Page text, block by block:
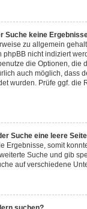
Suche keine
zu allgemein
phpBB nicht indiziert
die Optionen, die
auch möglich, dass
wurden. Prüfe ggf. die
Suche eine leere
Ergebnisse, somit
Suche und gib
auf verschiedene